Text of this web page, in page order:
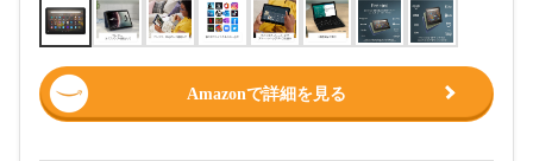
Amazonで詳細を見る